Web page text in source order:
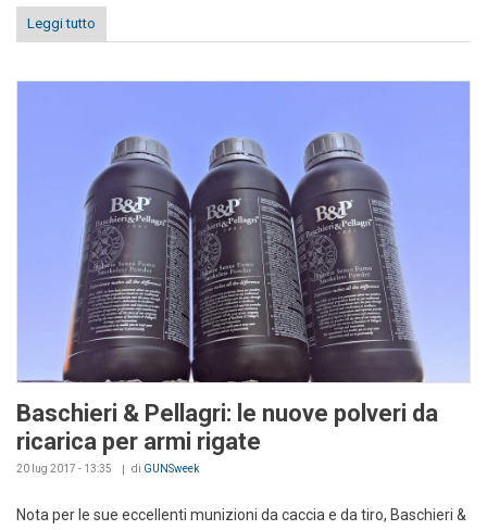
Leggi tutto
Baschieri & Pellagri: le nuove polveri da
ricarica per armi rigate
20 lug 2017 - 13:35 di GUNSweek
Nota per le sue eccellenti munizioni da caccia e da tiro, Baschieri &